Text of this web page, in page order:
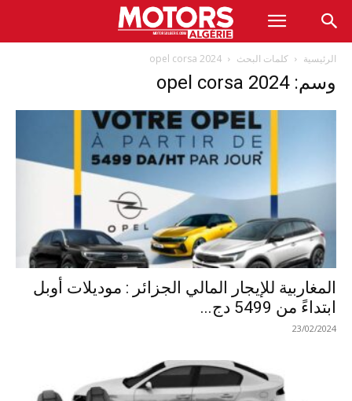
الرئيسية كلمات البحث 2024 opel corsa
وسم: 2024 opel corsa
المغاربية للإيجار المالي الجزائر : موديلات أوبل
ابتداءً من 5499 دج...
23/02/2024